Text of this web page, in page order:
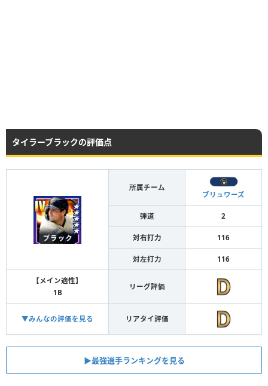
タイラーブラックの評価点
所属チーム
ブリュワーズ
弾道 2
対右打力 116
対左打力 116
【メイン適性】
1B
リーグ評価
▼みんなの評価を見る リアタイ評価
▶︎最強選手ランキングを見る